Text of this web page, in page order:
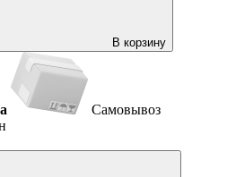
В корзину
Самовывоз